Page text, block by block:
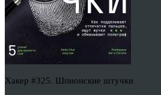
Хакер #325. Шпионские штучки